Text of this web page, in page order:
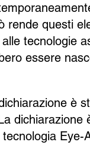
rende questi
tecnologie
essere
è
dichiarazione
Eye-